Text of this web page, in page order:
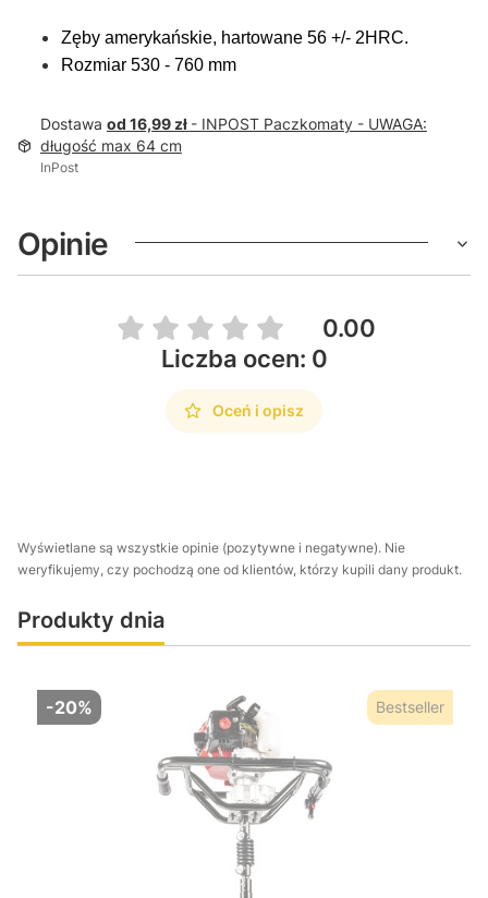
Zęby amerykańskie, hartowane 56 +/- 2HRC.
Rozmiar 530 - 760 mm
Dostawa od 16,99 zł - INPOST Paczkomaty - UWAGA:
długość max 64 cm
InPost
Opinie
0.00
Liczba ocen: 0
Oceń i opisz
Wyświetlane są wszystkie opinie (pozytywne i negatywne). Nie
weryfikujemy, czy pochodzą one od klientów, którzy kupili dany produkt.
Produkty dnia
-20% Bestseller